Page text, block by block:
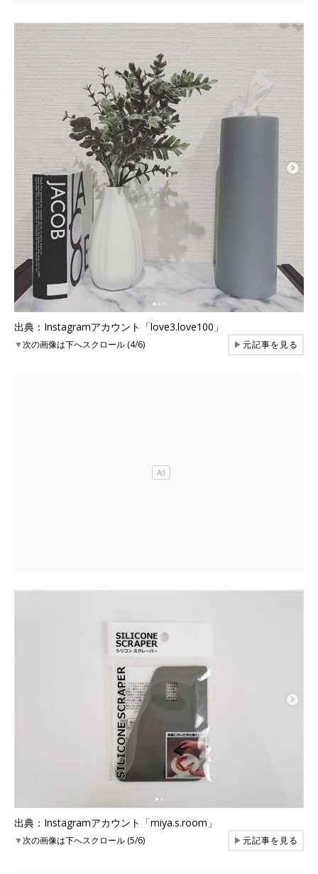
出典：Instagramアカウント「love3.love100」
▼次の画像は下へスクロール (4/6) ▶元記事を見る
出典：Instagramアカウント「miya.s.room」
▼次の画像は下へスクロール (5/6) ▶元記事を見る